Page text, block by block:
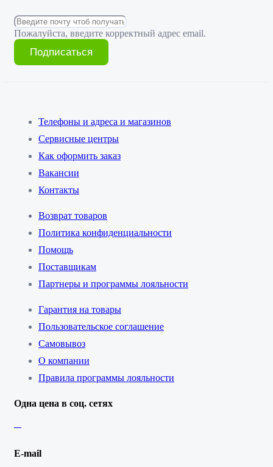
Пожалуйста, введите корректный адрес email.
Подписаться
Телефоны и адреса и магазинов
Сервисные центры
Как оформить заказ
Вакансии
Контакты
Возврат товаров
Политика конфиденциальности
Помощь
Поставщикам
Партнеры и программы лояльности
Гарантия на товары
Пользовательское соглашение
Самовывоз
О компании
Правила программы лояльности
Одна цена в соц. сетях
E-mail